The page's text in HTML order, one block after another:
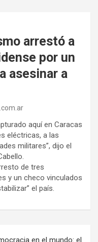
arrestó a
por un
asesinar a
aquí en Caracas
eléctricas, a las
militares”, dijo el
de tres
y un checo vinculados
el país.
en el mundo: el